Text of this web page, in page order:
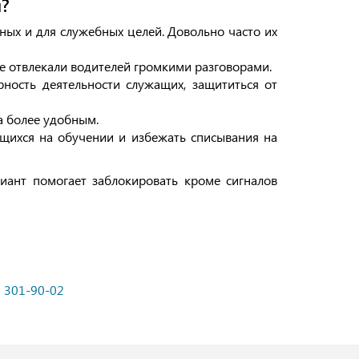
и для служебных целей. Довольно часто их
водителей громкими разговорами.
деятельности служащих, защититься от
более удобным.
на обучении и избежать списывания на
помогает заблокировать кроме сигналов
301-90-02